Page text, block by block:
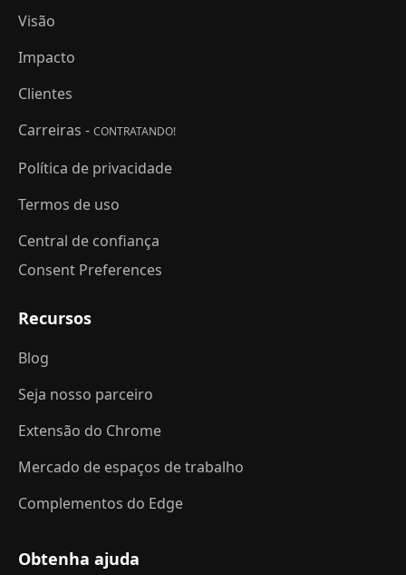
Visão
Impacto
Clientes
Carreiras - CONTRATANDO!
Política de privacidade
Termos de uso
Central de confiança
Consent Preferences
Recursos
Blog
Seja nosso parceiro
Extensão do Chrome
Mercado de espaços de trabalho
Complementos do Edge
Obtenha ajuda